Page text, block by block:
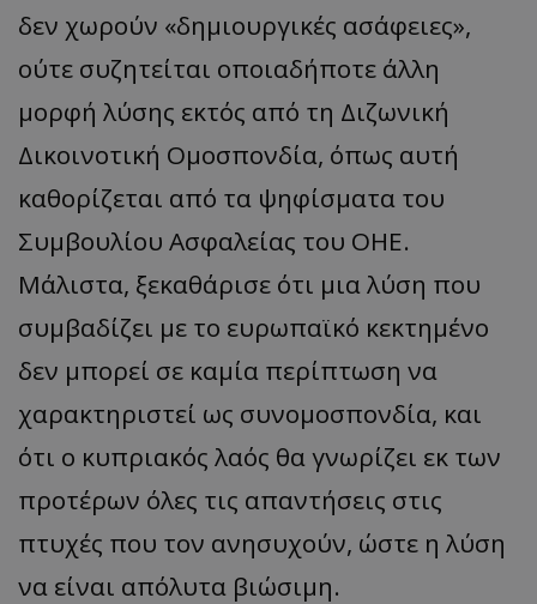
δεν χωρούν «δημιουργικές ασάφειες»,
ούτε συζητείται οποιαδήποτε άλλη
μορφή λύσης εκτός από τη Διζωνική
Δικοινοτική Ομοσπονδία, όπως αυτή
καθορίζεται από τα ψηφίσματα του
Συμβουλίου Ασφαλείας του ΟΗΕ.
Μάλιστα, ξεκαθάρισε ότι μια λύση που
συμβαδίζει με το ευρωπαϊκό κεκτημένο
δεν μπορεί σε καμία περίπτωση να
χαρακτηριστεί ως συνομοσπονδία, και
ότι ο κυπριακός λαός θα γνωρίζει εκ των
προτέρων όλες τις απαντήσεις στις
πτυχές που τον ανησυχούν, ώστε η λύση
να είναι απόλυτα βιώσιμη.